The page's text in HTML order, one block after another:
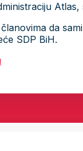
da
SDP BiH.